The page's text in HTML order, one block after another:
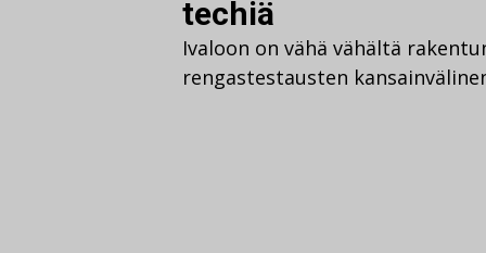
techiä
Ivaloon on vähä vähältä
rengastestausten